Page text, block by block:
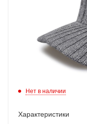
Нет в наличии
Характеристики